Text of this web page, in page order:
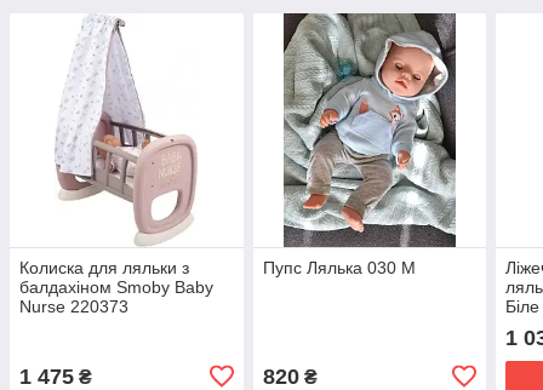
Колиска для ляльки з
балдахіном Smoby Baby
Nurse 220373
1 475 ₴
Пупс Лялька 030 M
820₴
Біле
1